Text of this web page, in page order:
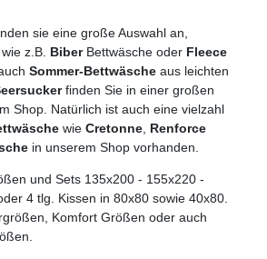
sie eine große Auswahl an,
wie z.B. Biber Bettwäsche oder Fleece
Sommer-Bettwäscheaus leichten
finden Sie in einer großen
Shop. Natürlich ist auch eine vielzahl
wieCretonne Renforce
in unserem Shop vorhanden.
und Sets 135x200 - 155x220 -
4 tlg. Kissen in 80x80 sowie 40x80.
Komfort Größen oder auch